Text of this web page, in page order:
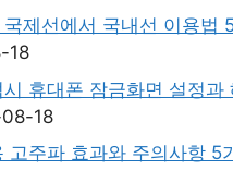
국제선에서 국내선 이용법
18
시 휴대폰 잠금화면 설정과
18
고주파 효과와 주의사항 5